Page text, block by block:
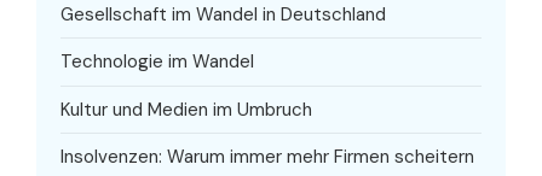
Gesellschaft im Wandel in Deutschland
Technologie im Wandel
Kultur und Medien im Umbruch
Insolvenzen: Warum immer mehr Firmen scheitern